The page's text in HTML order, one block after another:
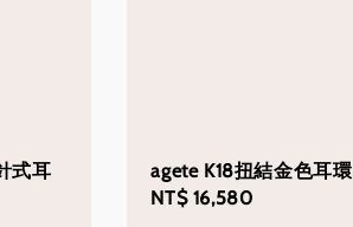
式耳
agete K18扭結金色耳環
Regular
NT$ 16,580